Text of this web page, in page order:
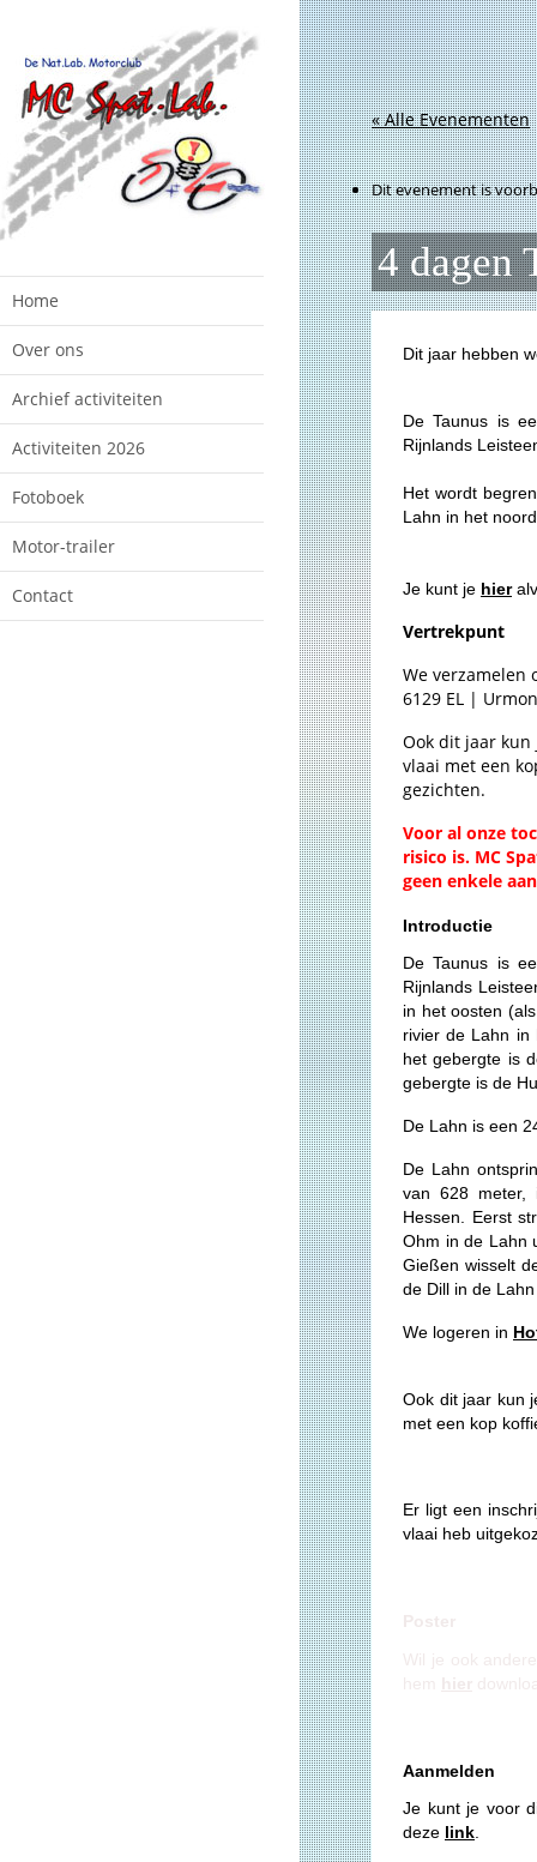
Home
Over ons
Archief activiteiten
Activiteiten 2026
Fotoboek
Motor-trailer
Contact
« Alle Evenementen
Dit evenement is
4 dagen
Dit jaar hebben
De Taunus is
Rijnlands
Het wordt
Lahn in het
Je kunt je hier
Vertrekpunt
We verzamelen
6129 EL |
Ook dit jaar
vlaai met een
gezichten.
Voor al onze
risico is. MC
geen enkele
Introductie
De Taunus is
Rijnlands
in het oosten
rivier de Lahn in
het gebergte is
gebergte is de
De Lahn is een
De Lahn
van 628 meter,
Hessen. Eerst
Ohm in de Lahn
Gießen wisselt
de Dill in de
We logeren in
Ook dit jaar kun
met een kop
Er ligt een
vlaai heb
Aanmelden
Je kunt je voor
deze link.